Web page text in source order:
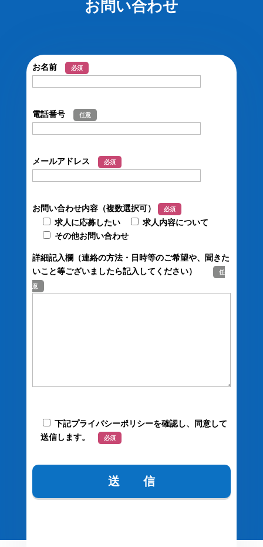
お問い合わせ
お名前 必須
電話番号 任意
メールアドレス 必須
お問い合わせ内容（複数選択可） 必須
求人に応募したい
求人内容について
その他お問い合わせ
詳細記入欄（連絡の方法・日時等のご希望や、聞きた
いこと等ございましたら記入してください）
任
意
下記プライバシーポリシーを確認し、同意して
送信します。
必須